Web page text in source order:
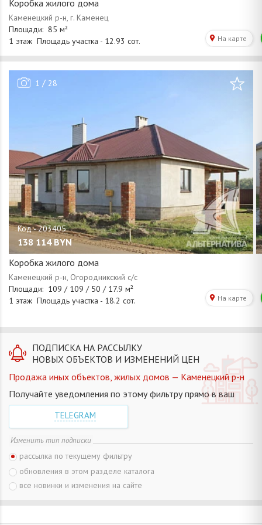
Коробка жилого дома
1 / 28
138 114 BYN
Коробка жилого дома
ПОДПИСКА НА РАССЫЛКУ
НОВЫХ ОБЪЕКТОВ И ИЗМЕНЕНИЙ ЦЕН
Продажа иных объектов, жилых домов — Каменецкий р-н
Получайте уведомления по этому фильтру прямо в ваш
TELEGRAM
Изменить тип подписки
рассылка по текущему фильтру
обновления в этом разделе каталога
все новинки и изменения на сайте